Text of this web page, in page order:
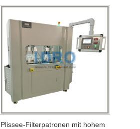
Plissee-Filterpatronen mit hohem